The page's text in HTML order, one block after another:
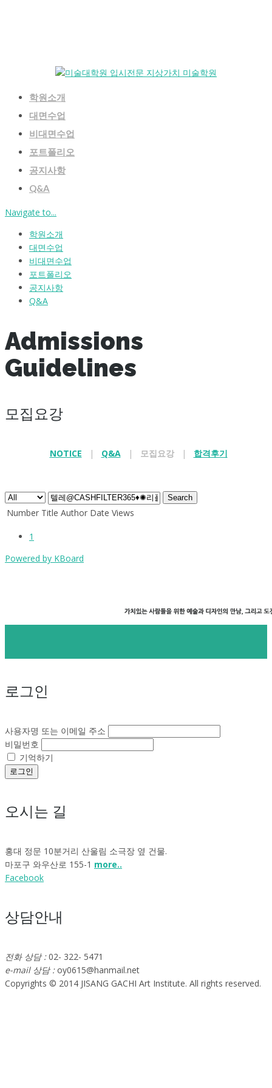
학원소개
대면수업
비대면수업
포트폴리오
공지사항
Q&A
Navigate to...
학원소개
대면수업
비대면수업
포트폴리오
공지사항
Q&A
Admissions
Guidelines
모집요강
NOTICE | Q&A | 모집요강 | 합격후기
Search
Number Title Author Date Views
1
Powered by KBoard
로그인
사용자명 또는 이메일 주소
비밀번호
기억하기
로그인
오시는 길
홍대 정문 10분거리 산울림 소극장 옆 건물.
마포구 와우산로 155-1 more..
Facebook
상담안내
전화 상담 :02- 322- 5471
e-mail 상담 : oy0615@hanmail.net
Copyrights © 2014 JISANG GACHI Art Institute. All rights reserved.